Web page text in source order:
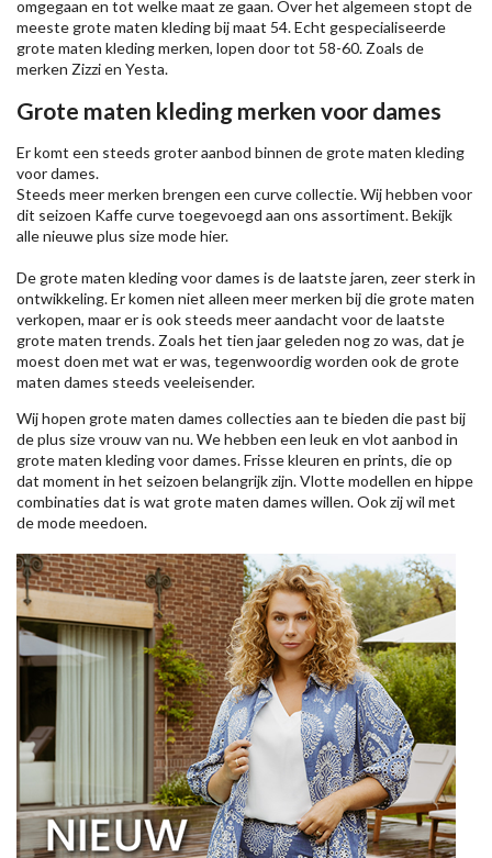
omgegaan en tot welke maat ze gaan. Over het algemeen stopt de
meeste grote maten kleding bij maat 54. Echt gespecialiseerde
grote maten kleding merken, lopen door tot 58-60. Zoals de
merken Zizzien Yesta.
Grote maten kleding merken voor dames
Er komt een steeds groter aanbod binnen de grote maten kleding
voor dames.
Steeds meer merken brengen een curve collectie. Wij hebben voor
dit seizoen Kaffecurve toegevoegd aan ons assortiment. Bekijk
alle nieuweplus size modehier.
De grote maten kleding voor dames is de laatste jaren, zeer sterk in
ontwikkeling. Er komen niet alleen meer merken bij die grote maten
verkopen, maar er is ook steeds meer aandacht voor de laatste
grote maten trends. Zoals het tien jaar geleden nog zo was, dat je
moest doen met wat er was, tegenwoordig worden ook de grote
maten dames steeds veeleisender.
Wij hopen grote maten dames collecties aan te bieden die past bij
de plus size vrouw van nu. We hebben een leuk en vlot aanbod in
grote maten kleding voor dames. Frisse kleuren en prints, die op
dat moment in het seizoen belangrijk zijn. Vlotte modellen en hippe
combinaties dat is wat grote maten dames willen. Ook zij wil met
de mode meedoen.